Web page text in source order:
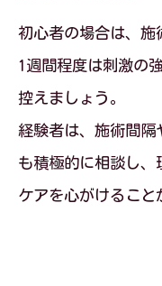
初心者の場合は、施
1週間程度は刺激の
控えましょう。
経験者は、施術間隔
も積極的に相談し、
ケアを心がけること